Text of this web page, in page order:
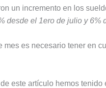
un incremento en los
desde el 1ero de julio y 6%
es necesario tener en
este artículo hemos